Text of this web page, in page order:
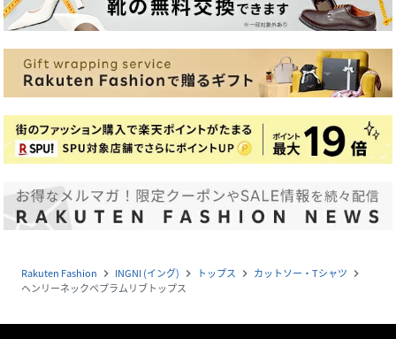
Rakuten Fashion navigate_next INGNI (イング) navigate_next トップス navigate_next カットソー・Tシャツ navigate_next
ヘンリーネックペプラムリブトップス